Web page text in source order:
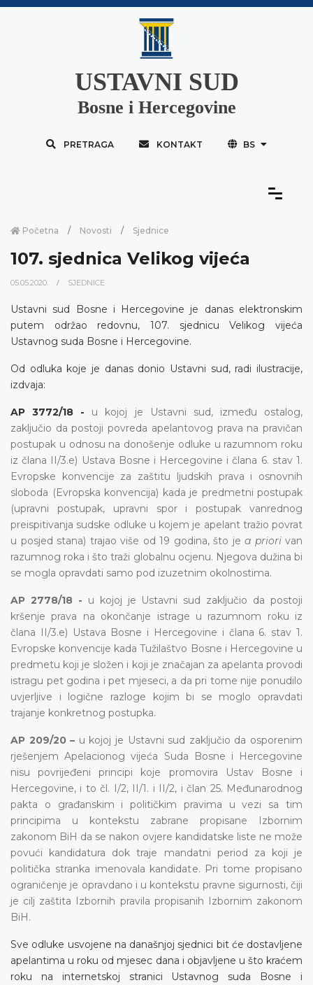
USTAVNI SUD
Bosne i Hercegovine
PRETRAGA KONTAKT BS
Početna Novosti Sjednice
107. sjednica Velikog vijeća
05.05.2020. SJEDNICE
Ustavni sud Bosne i Hercegovine je danas elektronskim
putem održao redovnu, 107. sjednicu Velikog vijeća
Ustavnog suda Bosne i Hercegovine.
Od odluka koje je danas donio Ustavni sud, radi ilustracije,
izdvaja:
AP 3772/18 - u kojoj je Ustavni sud, između ostalog,
zaključio da postoji povreda apelantovog prava na pravičan
postupak u odnosu na donošenje odluke u razumnom roku
iz člana II/3.e) Ustava Bosne i Hercegovine i člana 6. stav 1.
Evropske konvencije za zaštitu ljudskih prava i osnovnih
sloboda (Evropska konvencija) kada je predmetni postupak
(upravni postupak, upravni spor i postupak vanrednog
preispitivanja sudske odluke u kojem je apelant tražio povrat
u posjed stana) trajao više od 19 godina, što je a priori van
razumnog roka i što traži globalnu ocjenu. Njegova dužina bi
se mogla opravdati samo pod izuzetnim okolnostima.
AP 2778/18 - u kojoj je Ustavni sud zaključio da postoji
kršenje prava na okončanje istrage u razumnom roku iz
člana II/3.e) Ustava Bosne i Hercegovine i člana 6. stav 1.
Evropske konvencije kada Tužilaštvo Bosne i Hercegovine u
predmetu koji je složen i koji je značajan za apelanta provodi
istragu pet godina i pet mjeseci, a da pri tome nije ponudilo
uvjerljive i logične razloge kojim bi se moglo opravdati
trajanje konkretnog postupka.
AP 209/20 – u kojoj je Ustavni sud zaključio da osporenim
rješenjem Apelacionog vijeća Suda Bosne i Hercegovine
nisu povrijeđeni principi koje promovira Ustav Bosne i
Hercegovine, i to čl. I/2, II/1. i II/2, i član 25. Međunarodnog
pakta o građanskim i političkim pravima u vezi sa tim
principima u kontekstu zabrane propisane Izbornim
zakonom BiH da se nakon ovjere kandidatske liste ne može
povući kandidatura dok traje mandatni period za koji je
politička stranka imenovala kandidate. Pri tome propisano
ograničenje je opravdano i u kontekstu pravne sigurnosti, čiji
je cilj zaštita Izbornih pravila propisanih Izbornim zakonom
BiH.
Sve odluke usvojene na današnjoj sjednici bit će dostavljene
apelantima u roku od mjesec dana i objavljene u što kraćem
roku na internetskoj stranici Ustavnog suda Bosne i